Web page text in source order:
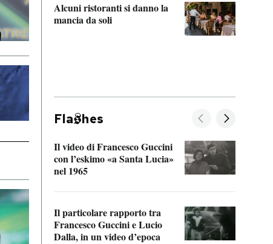
Alcuni ristoranti si danno la
mancia da soli
Fla hes
Il video di Francesco Guccini
con l’eskimo «a Santa Lucia»
nel 1965
Il particolare rapporto tra
Francesco Guccini e Lucio
Dalla, in un video d’epoca